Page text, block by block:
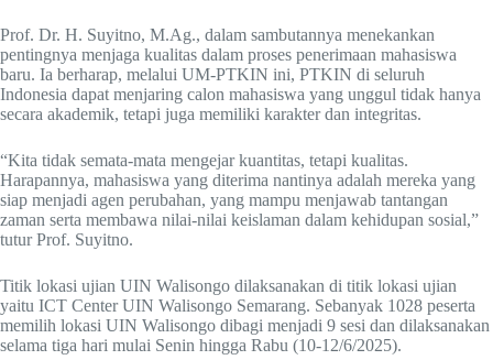
Prof. Dr. H. Suyitno, M.Ag., dalam sambutannya menekankan
pentingnya menjaga kualitas dalam proses penerimaan mahasiswa
baru. Ia berharap, melalui UM-PTKIN ini, PTKIN di seluruh
Indonesia dapat menjaring calon mahasiswa yang unggul tidak hanya
secara akademik, tetapi juga memiliki karakter dan integritas.
“Kita tidak semata-mata mengejar kuantitas, tetapi kualitas.
Harapannya, mahasiswa yang diterima nantinya adalah mereka yang
siap menjadi agen perubahan, yang mampu menjawab tantangan
zaman serta membawa nilai-nilai keislaman dalam kehidupan sosial,”
tutur Prof. Suyitno.
Titik lokasi ujian UIN Walisongo dilaksanakan di titik lokasi ujian
yaitu ICT Center UIN Walisongo Semarang. Sebanyak 1028 peserta
memilih lokasi UIN Walisongo dibagi menjadi 9 sesi dan dilaksanakan
selama tiga hari mulai Senin hingga Rabu (10-12/6/2025).